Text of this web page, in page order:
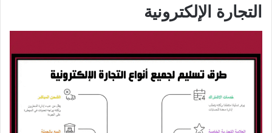
التجارة الإلكترونية